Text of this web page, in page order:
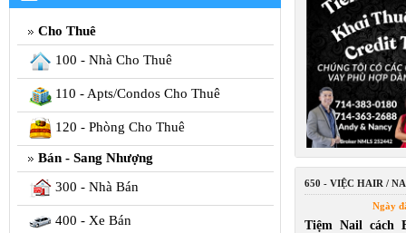
Cho Thuê
100 - Nhà Cho Thuê
110 - Apts/Condos Cho Thuê
120 - Phòng Cho Thuê
Bán - Sang Nhượng
300 - Nhà Bán
400 - Xe Bán
650 - VIỆC HAIR /
Ngày
Tiệm Nail cách